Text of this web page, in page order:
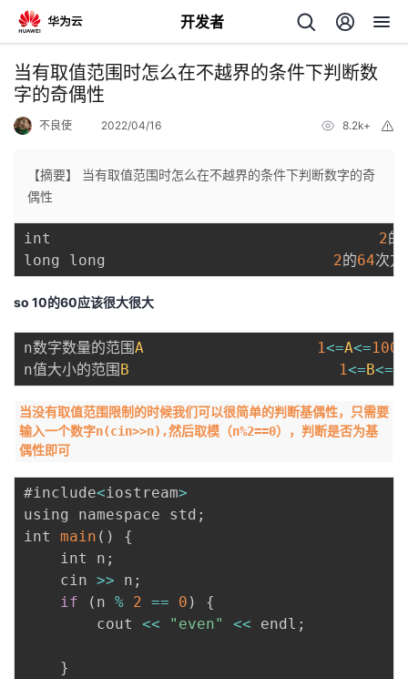
开发者
返
回
个
人
主
页
我
的
开
者
我
的我
当有取值范围时怎么在不越界的条件下判断数
字的奇偶性
不良使 2022/04/16 8.2k+
【摘要】 当有取值范围时怎么在不越界的条件下判断数字的奇
偶性
int 2的
long long 2的64
so 10的60应该很大很大
n数字数量的范围A 1<=A<=100
n值大小的范围B 1<=B<=
当没有取值范围限制的时候我们可以很简单的判断基偶性，只需要
输入一个数字n(cin>>n),然后取模（n%2==0），判断是否为基
偶性即可
#include<iostream>
using namespace std ;
int main ( )
{
	int n
;
	cin
>> n ;
if
( n % 2 == 0 )
{
		cout
<< "even" << endl ;
}